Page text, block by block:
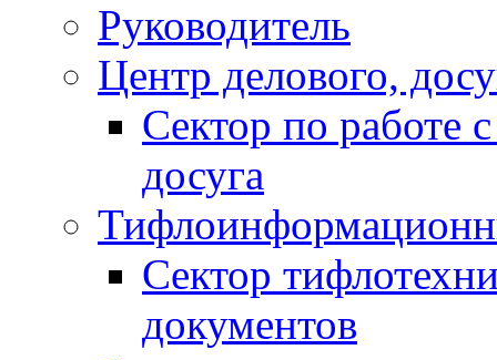
Руководитель
Центр делового,
Сектор по работе
досуга
Сектор
документов